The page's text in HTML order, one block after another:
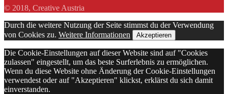
© 2018, Creative Austria
Durch die weitere Nutzung der Seite stimmst du der Verwendung
von Cookies zu. Weitere Informationen Akzeptieren
Die Cookie-Einstellungen auf dieser Website sind auf "Cookies
zulassen" eingestellt, um das beste Surferlebnis zu ermöglichen.
Wenn du diese Website ohne Änderung der Cookie-Einstellungen
verwendest oder auf "Akzeptieren" klickst, erklärst du sich damit
einverstanden.